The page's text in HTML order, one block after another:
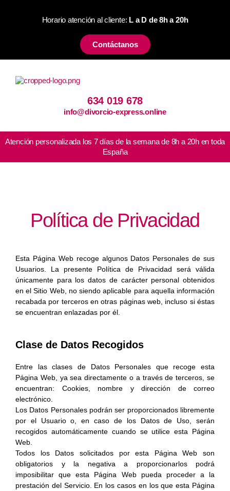
Horario atención al cliente: L a D de 8h a 20h
Contáctanos
634 019 678
info@divorcio-express.online
Atención personalizada los 7 días de la semana de 8h a 20h en toda
España
Política de Privacidad
Esta Página Web recoge algunos Datos Personales de sus
Usuarios. La presente Política de Privacidad será válida
únicamente para los datos de carácter personal obtenidos
en el Sitio Web, no siendo aplicable para aquella información
recabada por terceros en otras páginas web, incluso si éstas
se encuentran enlazadas por él.
Clase de Datos Recogidos
Entre las clases de Datos Personales que recoge esta
Página Web, ya sea directamente o a través de terceros, se
encuentran: Cookies, nombre y dirección de correo
electrónico.
Los Datos Personales podrán ser proporcionados libremente
por el Usuario o, en caso de los Datos de Uso, serán
recogidos automáticamente cuando se utilice esta Página
Web.
Todos los Datos solicitados por esta Página Web son
obligatorios y la negativa a proporcionarlos podrá
imposibilitar que esta Página Web pueda proceder a la
prestación del Servicio. En los casos en los que esta Página